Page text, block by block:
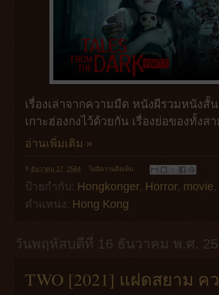
เรื่องเล่าจากความมืด หนังผีรวมหนังสั้
เกาะฮ่องกงไว้ด้วยกัน เรื่องย่อของทั้งส
อ่านเพิ่มเติม »
ที่ ธันวาคม 17, 2564 ไม่มีความคิดเห็น:
ป้ายกำกับ: Hongkonger, Horror, movie,
ตำแหน่ง: Hong Kong
วันพฤหัสบดีที่ 16 ธันวาคม พ.ศ.
TWO [2021] แฝดสยาม